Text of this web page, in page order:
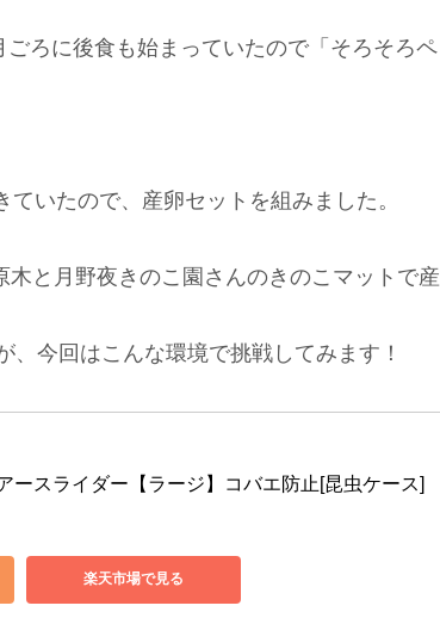
ろに後食も始まっていたので「そろそろペ
いたので、産卵セットを組みました。
と月野夜きのこ園さんのきのこマットで産
今回はこんな環境で挑戦してみます！
ースライダー【ラージ】コバエ防止[昆虫ケース]
楽天市場で見る